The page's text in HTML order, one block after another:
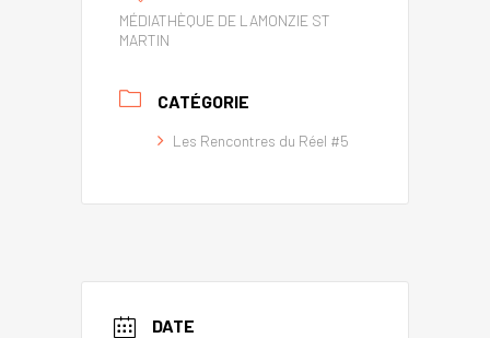
MÉDIATHÈQUE DE LAMONZIE ST
MARTIN
CATÉGORIE
Les Rencontres du Réel #5
DATE